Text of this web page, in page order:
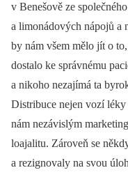
v Benešově ze
a limonádových nápojů a
by nám všem mělo jít o
dostalo ke správnému
a nikoho nezajímá ta
Distribuce nejen vozí
nám nezávislým
loajalitu. Zároveň se
a rezignovaly na svou